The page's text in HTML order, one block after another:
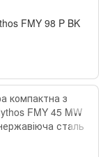
FMY 98 P BK